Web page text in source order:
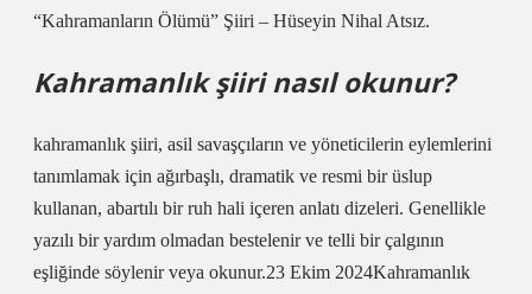
“Kahramanların Ölümü” Şiiri – Hüseyin Nihal Atsız.
Kahramanlık şiiri nasıl okunur?
kahramanlık şiiri, asil savaşçıların ve yöneticilerin eylemlerini
tanımlamak için ağırbaşlı, dramatik ve resmi bir üslup
kullanan, abartılı bir ruh hali içeren anlatı dizeleri. Genellikle
yazılı bir yardım olmadan bestelenir ve telli bir çalgının
eşliğinde söylenir veya okunur.23 Ekim 2024Kahramanlık